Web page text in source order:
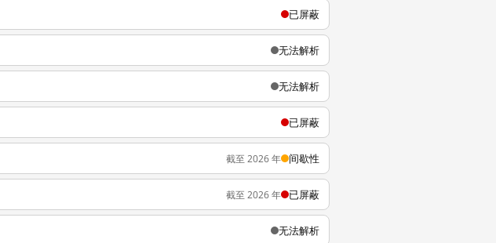
已屏蔽
无法解析
无法解析
已屏蔽
截至 2026 年 间歇性
截至 2026 年 已屏蔽
无法解析